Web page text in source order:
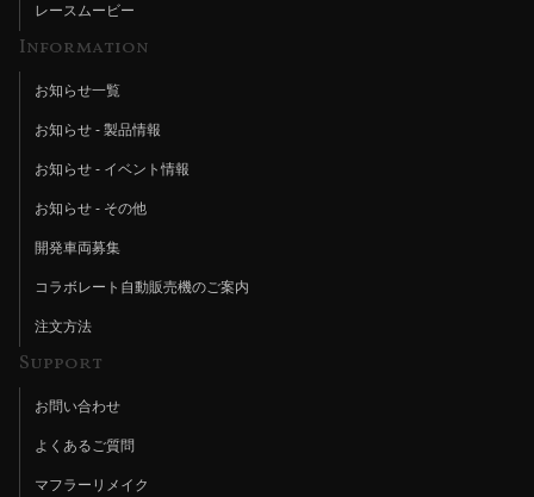
レースムービー
Information
お知らせ一覧
お知らせ - 製品情報
お知らせ - イベント情報
お知らせ - その他
開発車両募集
コラボレート自動販売機のご案内
注文方法
Support
お問い合わせ
よくあるご質問
マフラーリメイク